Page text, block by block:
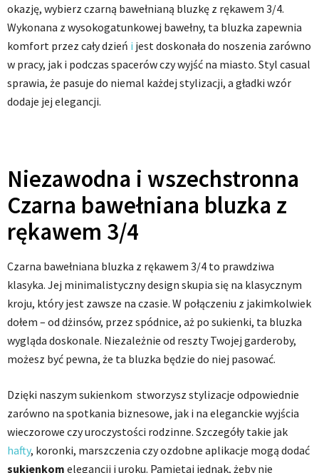
okazję, wybierz czarną bawełnianą bluzkę z rękawem 3/4.
Wykonana z wysokogatunkowej bawełny, ta bluzka zapewnia
komfort przez cały dzień i jest doskonała do noszenia zarówno
w pracy, jak i podczas spacerów czy wyjść na miasto. Styl casual
sprawia, że pasuje do niemal każdej stylizacji, a gładki wzór
dodaje jej elegancji.
Niezawodna i wszechstronna
Czarna bawełniana bluzka z
rękawem 3/4
Czarna bawełniana bluzka z rękawem 3/4 to prawdziwa
klasyka. Jej minimalistyczny design skupia się na klasycznym
kroju, który jest zawsze na czasie. W połączeniu z jakimkolwiek
dołem – od dżinsów, przez spódnice, aż po sukienki, ta bluzka
wygląda doskonale. Niezależnie od reszty Twojej garderoby,
możesz być pewna, że ta bluzka będzie do niej pasować.
Dzięki naszym sukienkom stworzysz stylizacje odpowiednie
zarówno na spotkania biznesowe, jak i na eleganckie wyjścia
wieczorowe czy uroczystości rodzinne. Szczegóły takie jak
hafty, koronki, marszczenia czy ozdobne aplikacje mogą dodać
sukienkom elegancji i uroku. Pamiętaj jednak, żeby nie